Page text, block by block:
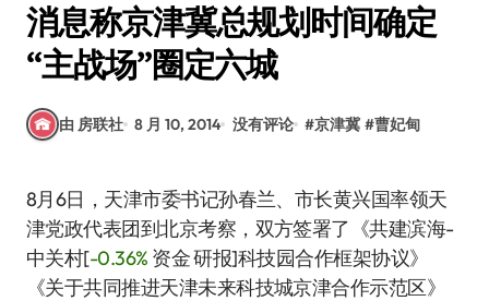
消息称京津冀总规划时间确定
“主战场”圈定六城
由 房联社 8 月 10, 2014 没有评论 #京津冀 #曹妃甸
8月6日，天津市委书记孙春兰、市长黄兴国率领天
津党政代表团到北京考察，双方签署了《共建滨海-
中关村[-0.36% 资金 研报]科技园合作框架协议》
《关于共同推进天津未来科技城京津合作示范区》